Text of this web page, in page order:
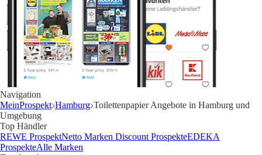
Navigation
MeinProspekt Hamburg Toilettenpapier Angebote in Hamburg und
Umgebung
Top Händler
REWE ProspektNetto Marken Discount ProspekteEDEKA
ProspekteAlle Marken